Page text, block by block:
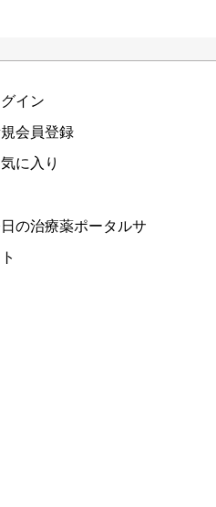
グイン
会員登録
に入り
の治療薬ポータルサ